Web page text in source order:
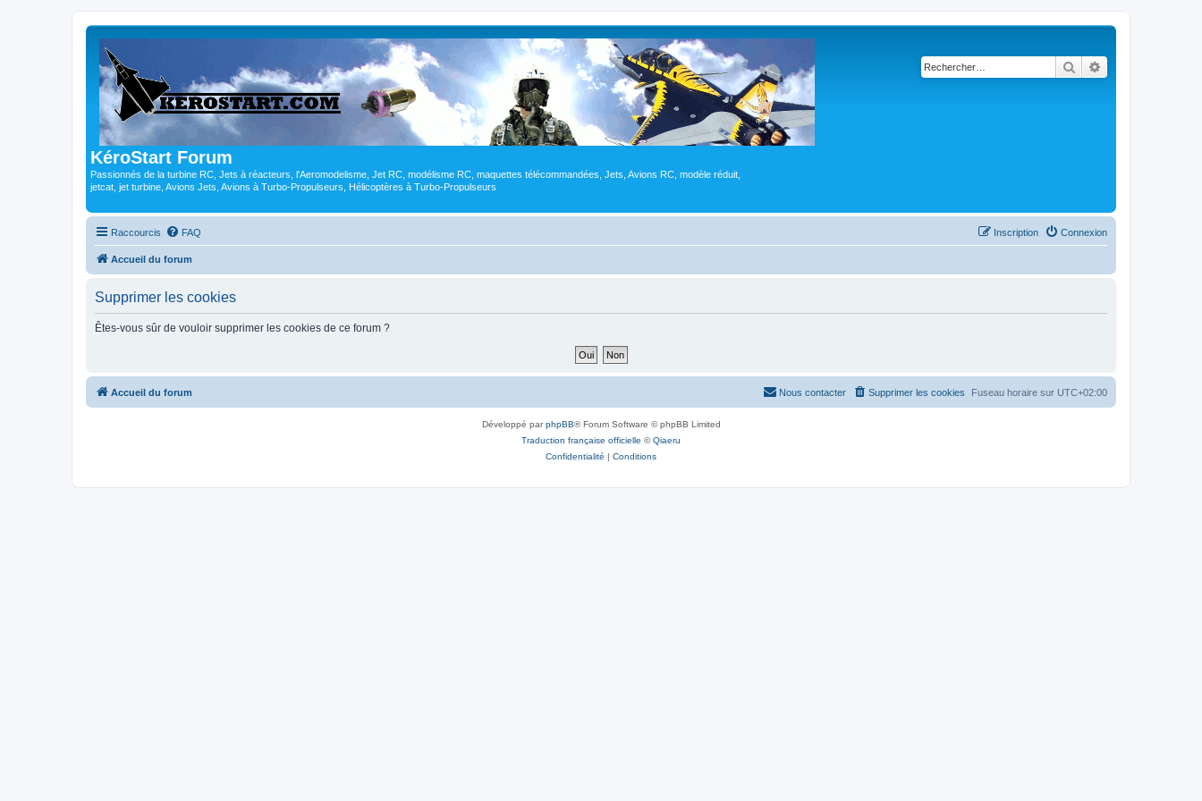
KéroStart Forum
Passionnés de la turbine RC, Jets à réacteurs, l'Aeromodelisme, Jet RC, modélisme RC, maquettes télécommandées, Jets, Avions RC, modèle réduit,
jetcat, jet turbine, Avions Jets, Avions à Turbo-Propulseurs, Hélicoptères à Turbo-Propulseurs
Rechercher
Raccourcis FAQ Connexion
Inscription
Accueil du forum
Supprimer les cookies
Êtes-vous sûr de vouloir supprimer les cookies de ce forum ?
Accueil du forum Fuseau horaire sur UTC+02:00
Supprimer les cookies
Nous contacter
Développé parphpBB® Forum Software © phpBB Limited
Traduction française officielle ©Qiaeru
Confidentialité | Conditions